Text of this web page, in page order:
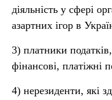
діяльність у сфері
азартних ігор в
3) платники
фінансові, платіжні
4) нерезиденти, які